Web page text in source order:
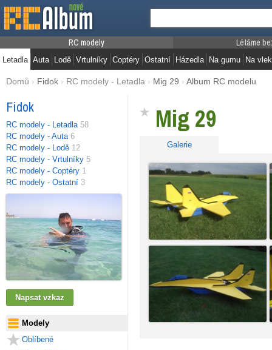
RC modely
Letadla Auta Lodě Vrtulníky Coptéry Ostatní
Létáme
Házedla Na gumu Na vlek
Domů › Fidok › RC modely - Letadla › Mig 29 › Album RC modelu
Fidok
RC modely - Letadla 58
RC modely - Auta 6
RC modely - Lodě 12
RC modely - Vrtulníky 5
RC modely - Coptéry 1
RC modely - Ostatní 3
Modely
Oblíbené
Mig 29
Galerie